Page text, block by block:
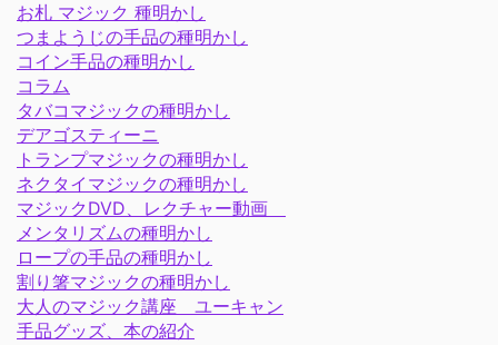
お札 マジック 種明かし
つまようじの手品の種明かし
コイン手品の種明かし
コラム
タバコマジックの種明かし
デアゴスティーニ
トランプマジックの種明かし
ネクタイマジックの種明かし
マジックDVD、レクチャー動画
メンタリズムの種明かし
ロープの手品の種明かし
割り箸マジックの種明かし
大人のマジック講座 ユーキャン
手品グッズ、本の紹介